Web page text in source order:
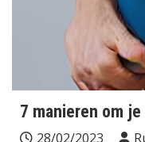
7 manieren om
28/02/2023